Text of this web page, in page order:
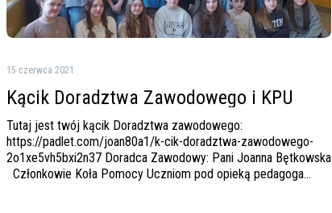
15 czerwca 2021
Kącik Doradztwa Zawodowego i KPU
Tutaj jest twój kącik Doradztwa zawodowego:
https://padlet.com/joan80a1/k-cik-doradztwa-zawodowego-
2o1xe5vh5bxi2n37 Doradca Zawodowy: Pani Joanna Bętkowska
Członkowie Koła Pomocy Uczniom pod opieką pedagoga…